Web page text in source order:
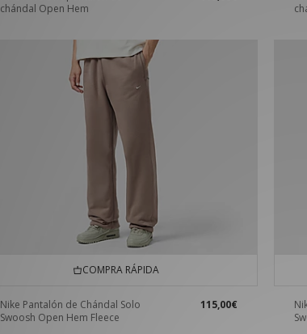
chándal Open Hem
COMPRA RÁPIDA
Nike Pantalón de Chándal Solo
Swoosh Open Hem Fleece
115,00€